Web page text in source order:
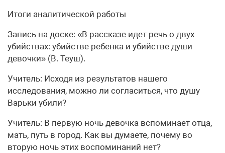
Итоги аналитической работы
Запись на доске: «В рассказе идет речь о двух
убийствах: убийстве ребенка и убийстве души
девочки» (В. Теуш).
Учитель: Исходя из результатов нашего
исследования, можно ли согласиться, что душу
Варьки убили?
Учитель: В первую ночь девочка вспоминает отца,
мать, путь в город. Как вы думаете, почему во
вторую ночь этих воспоминаний нет?